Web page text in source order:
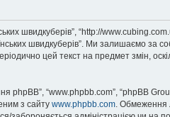
швидкуберів”, “http://
швидкуберів”. Ми залишаємо за
цей текст на предмет змін,
phpBB”, “www.phpbb.com”, “phpBB
з сайту www.phpbb.com. Обмеження